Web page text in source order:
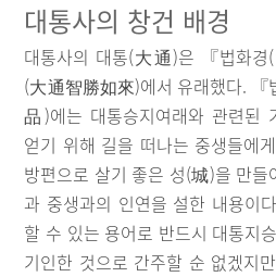
대통사의 창건 배경
대통사의 대통(大通)은 『법화
(大通智勝如來)에서 유래했다.
品)에는 대통승지여래와 관련된
얻기 위해 길을 떠나는 중생들에
방편으로 살기 좋은 성(城)을 만들
과 중생과의 인연을 설한 내용이
할 수 있는 용어로 반드시 대통지
기인한 것으로 간주할 순 없겠지